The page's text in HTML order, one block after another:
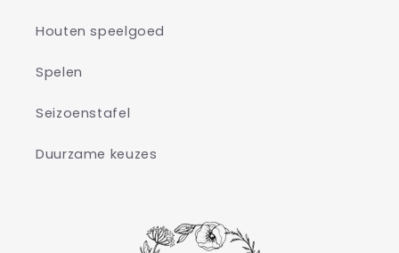
Houten speelgoed
Spelen
Seizoenstafel
Duurzame keuzes